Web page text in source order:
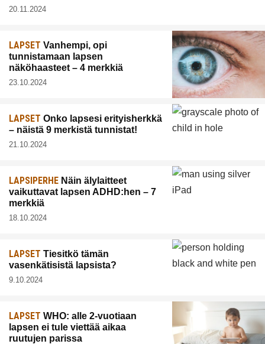
20.11.2024
LAPSET Vanhempi, opi
tunnistamaan lapsen
näköhaasteet – 4 merkkiä
23.10.2024
LAPSET Onko lapsesi erityisherkkä
– näistä 9 merkistä tunnistat!
21.10.2024
LAPSIPERHE Näin älylaitteet
vaikuttavat lapsen ADHD:hen – 7
merkkiä
18.10.2024
LAPSET Tiesitkö tämän
vasenkätisistä lapsista?
9.10.2024
LAPSET WHO: alle 2-vuotiaan
lapsen ei tule viettää aikaa
ruutujen parissa